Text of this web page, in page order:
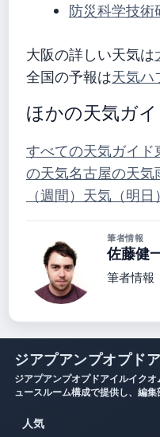
防災科学技術
大阪の詳しい天気は
全国の予報は天気ハ
ほかの天気ガイ
すべての天気ガイド
の天気名古屋の天気
（週間） 天気（明日）
筆者情報
佐藤健
筆者情報
ジアプアンプオプド
ジアプアンプオプドアイルイク
ュースルーム構成で提供し、編集
人気